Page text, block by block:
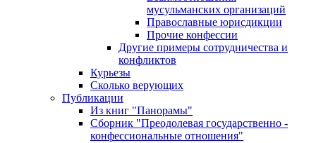
мусульманских организаций
Православные юрисдикции
Прочие конфессии
Другие примеры сотрудничества и
конфликтов
Курьезы
Сколько верующих
Публикации
Из книг "Панорамы"
Сборник "Преодолевая государственно -
конфессиональные отношения"